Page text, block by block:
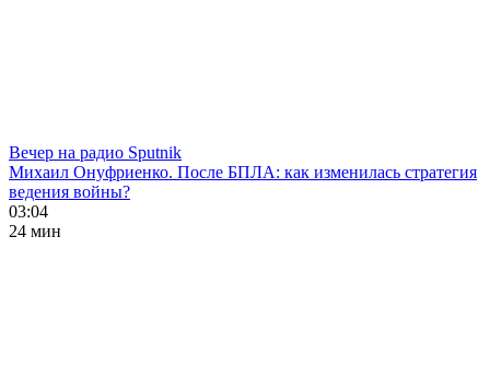
Вечер на радио Sputnik
Михаил Онуфриенко. После БПЛА: как изменилась стратегия
ведения войны?
03:04
24 мин